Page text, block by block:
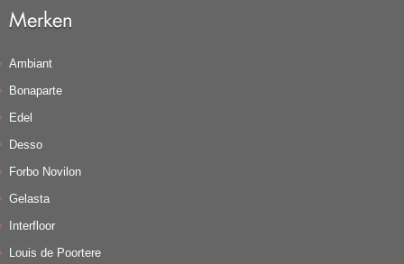
Merken
Ambiant
Bonaparte
Edel
Desso
Forbo Novilon
Gelasta
Interfloor
Louis de Poortere